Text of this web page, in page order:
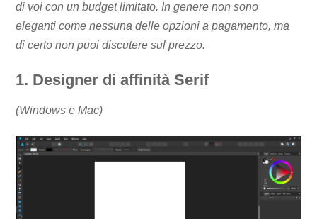
di voi con un budget limitato. In genere non sono
eleganti come nessuna delle opzioni a pagamento, ma
di certo non puoi discutere sul prezzo.
1. Designer di affinità Serif
(Windows e Mac)